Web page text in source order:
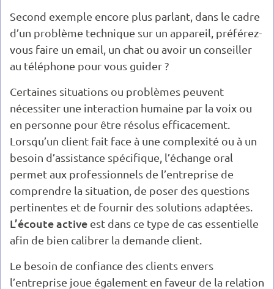
Second exemple encore plus parlant, dans le cadre
d’un problème technique sur un appareil, préférez-
vous faire un email, un chat ou avoir un conseiller
au téléphone pour vous guider ?
Certaines situations ou problèmes peuvent
nécessiter une interaction humaine par la voix ou
en personne pour être résolus efficacement.
Lorsqu’un client fait face à une complexité ou à un
besoin d’assistance spécifique, l’échange oral
permet aux professionnels de l’entreprise de
comprendre la situation, de poser des questions
pertinentes et de fournir des solutions adaptées.
L’écoute active est dans ce type de cas essentielle
afin de bien calibrer la demande client.
Le besoin de confiance des clients envers
l’entreprise joue également en faveur de la relation